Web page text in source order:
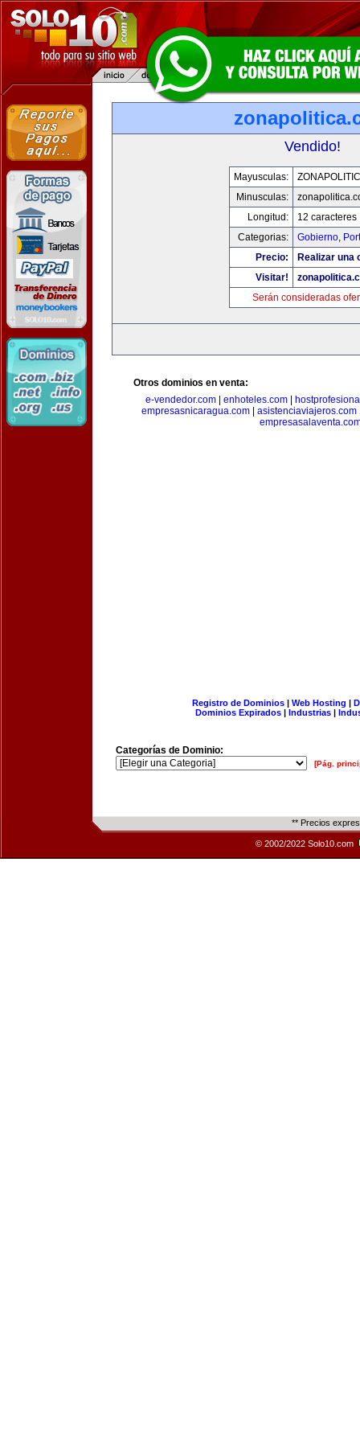
Vendido!
Mayusculas:
Minusculas:
Longitud:
12 caracteres
Categorias:
Gobierno,
Precio:
Realizar una
Visitar!
Serán consideradas
Otros dominios en venta:
e-vendedor.com| enhoteles.com|
empresasnicaragua.com| asistenciaviajeros.com
Registro de Dominios| Web Hosting |
Dominios Expirados | Industrias |
Categorías de Dominio:
[Pág.
** Precios
© 2002/2022 Solo10.com